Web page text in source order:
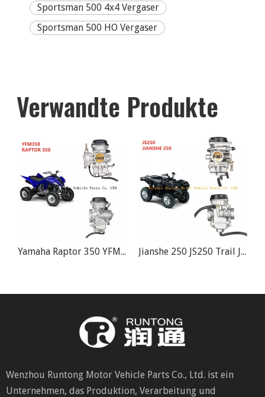
Sportsman 500 4x4 Vergaser
Sportsman 500 HO Vergaser
Verwandte Produkte
Yamaha Raptor 350 YFM350 YFM 350 ATV Quad 36MM Vergaser Jianshe 250 JS250 Trail JetMoto Tank 250 cc ATV Vergaser
Wenzhou Runtong Motor Vehicle Parts Co., Ltd. ist ein
Unternehmen, das Produktion, Verarbeitung und